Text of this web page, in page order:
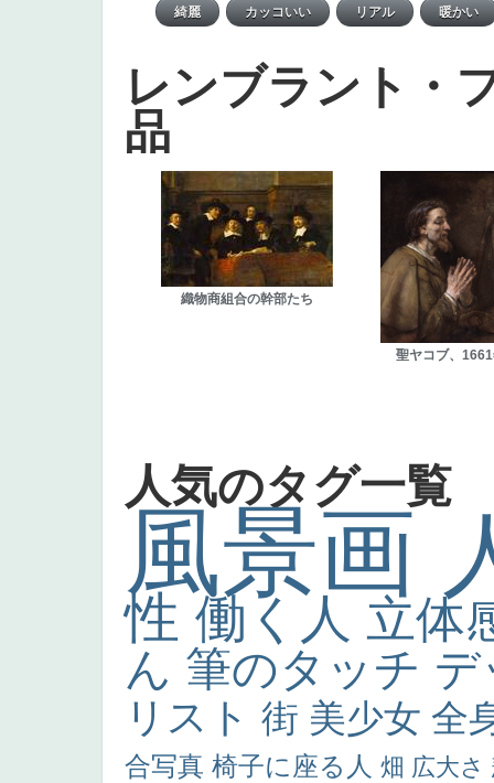
レンブラント・
品
織物商組合の幹部たち
聖ヤコブ、
人気のタグ一覧
風景画
性 働く人 立体
ん 筆のタッチ
リスト 街 美少女 全
合写真 椅子に座る人 畑 広大さ